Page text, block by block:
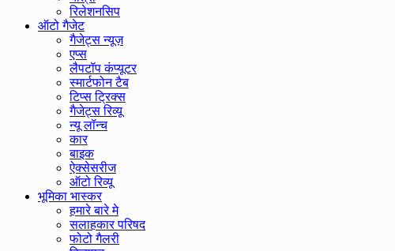
रिलेशनसिप
ऑटो गैजेट
गैजेट्स न्यूज़
एप्स
लैपटॉप कंप्यूटर
स्मार्टफोन टैब
टिप्स ट्रिक्स
गैजेट्स रिव्यू
न्यू लॉन्च
कार
बाइक
ऐक्सेसरीज
ऑटो रिव्यू
भूमिका भास्कर
हमारे बारे मे
सलाहकार परिषद
फोटो गैलरी